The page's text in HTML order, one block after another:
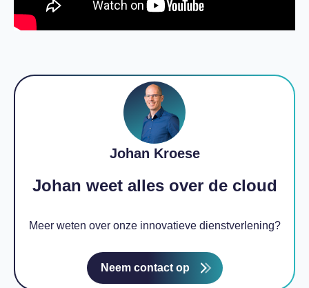
Johan Kroese
Johan weet alles over de cloud
Meer weten over onze innovatieve dienstverlening?
Neem contact op